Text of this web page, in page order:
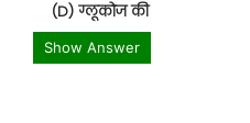
(D) ग्लूकोज की
Show Answer